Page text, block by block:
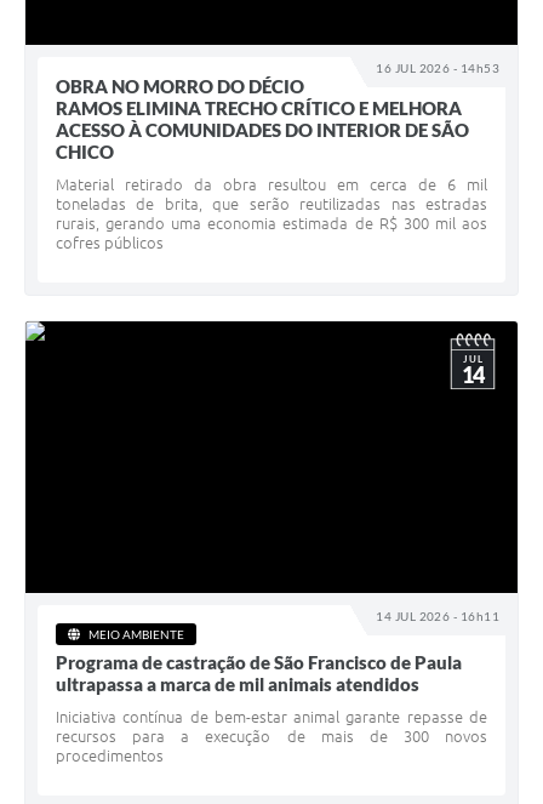
16 JUL 2026 - 14h53
OBRA NO MORRO DO DÉCIO
RAMOS ELIMINA TRECHO CRÍTICO E MELHORA
ACESSO À COMUNIDADES DO INTERIOR DE SÃO
CHICO
Material retirado da obra resultou em cerca de 6 mil
toneladas de brita, que serão reutilizadas nas estradas
rurais, gerando uma economia estimada de R$ 300 mil aos
cofres públicos
14 JUL 2026 - 16h11
JUL
14
MEIO AMBIENTE
Programa de castração de São Francisco de Paula
ultrapassa a marca de mil animais atendidos
Iniciativa contínua de bem-estar animal garante repasse de
recursos para a execução de mais de 300 novos
procedimentos